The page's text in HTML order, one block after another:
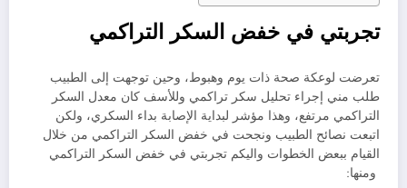
تجربتي في خفض السكر التراكمي
تعرضت لوعكة صحة ذات يوم وهبوط، وحين توجهت إلى الطبيب
طلب مني إجراء تحليل سكر تراكمي وللأسف كان معدل السكر
التراكمي مرتفع، وهذا مؤشر لبداية الإصابة بداء السكري، ولكن
اتبعت نصائح الطبيب ونجحت في خفض السكر التراكمي من خلال
القيام ببعض الخطوات واليكم تجربتي في خفض السكر التراكمي
ومنها: